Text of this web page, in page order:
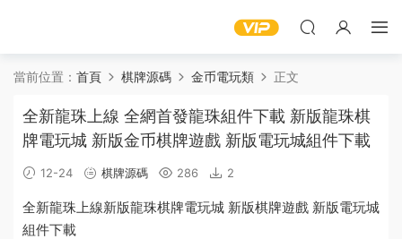
當前位置： 首頁 棋牌源碼 金币電玩類 正文
全新龍珠上線 全網首發龍珠組件下載 新版龍珠棋
牌電玩城 新版金币棋牌遊戲 新版電玩城組件下載
12-24 棋牌源碼 286 2
全新龍珠上線新版龍珠棋牌電玩城 新版棋牌遊戲 新版電玩城
組件下載